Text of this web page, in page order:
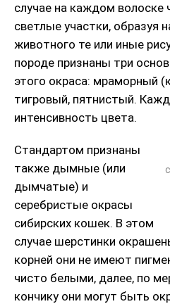
случае на каждом
светлые участки, образуя
животного те или иные
породе признаны три
этого окраса: мраморный
тигровый, пятнистый.
интенсивность цвета.
Стандартом признаны
также дымные (или
дымчатые) и
серебристые окрасы
сибирских кошек. В этом
случае шерстинки
корней они не имеют
чисто белыми, далее, по
кончику они могут быть